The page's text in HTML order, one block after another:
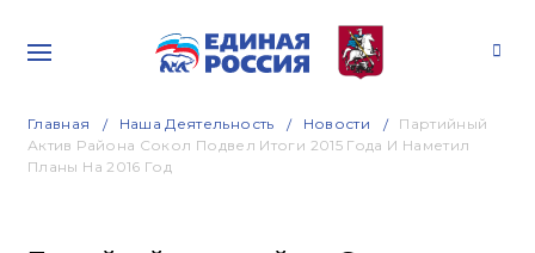
Главная Наша Деятельность Новости
Партийный
Актив Района Сокол Подвел Итоги 2015 Года И Наметил
Планы На 2016 Год